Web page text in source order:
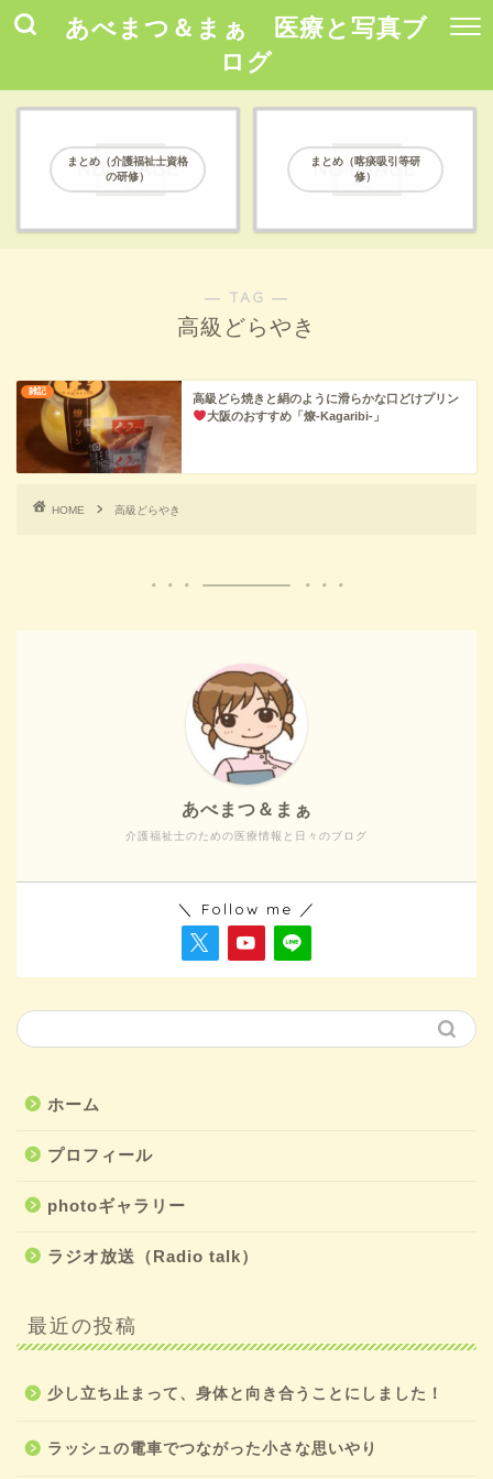
あべまつ＆まぁ 医療と写真ブ
ログ
まとめ（介護福祉士資格
の研修）
まとめ（喀痰吸引等研
修）
― TAG ―
高級どらやき
雑記
高級どら焼きと絹のように滑らかな口どけプリン
大阪のおすすめ「燎-Kagaribi-」
HOME 高級どらやき
介護福祉士のための医療情報と日々のブログ
あべまつ＆まぁ
＼ Follow me ／
ホーム
プロフィール
photoギャラリー
ラジオ放送（Radio talk）
最近の投稿
少し立ち止まって、身体と向き合うことにしました！
ラッシュの電車でつながった小さな思いやり